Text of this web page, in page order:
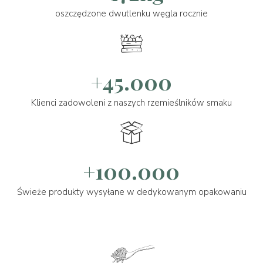
oszczędzone dwutlenku węgla rocznie
+45.000
Klienci zadowoleni z naszych rzemieślników smaku
+100.000
Świeże produkty wysyłane w dedykowanym opakowaniu